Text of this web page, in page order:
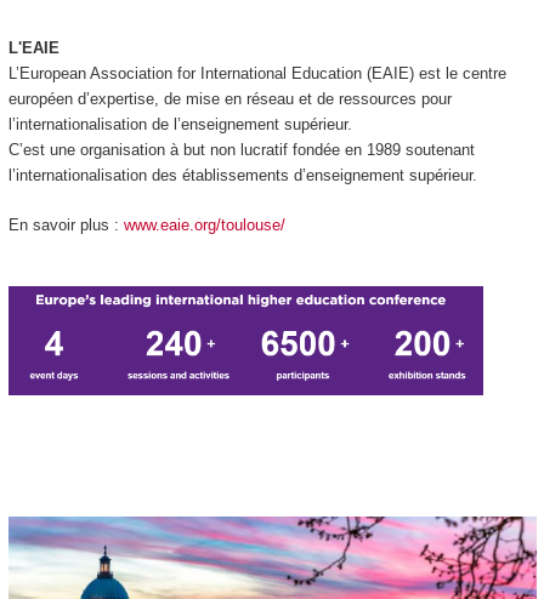
L'EAIE
L’European Association for International Education (EAIE) est le centre
européen d’expertise, de mise en réseau et de ressources pour
l’internationalisation de l’enseignement supérieur.
C’est une organisation à but non lucratif fondée en 1989 soutenant
l’internationalisation des établissements d’enseignement supérieur.
En savoir plus : www.eaie.org/toulouse/